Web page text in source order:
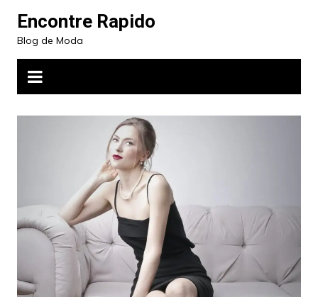
para
conteúdo
Encontre Rapido
Blog de Moda